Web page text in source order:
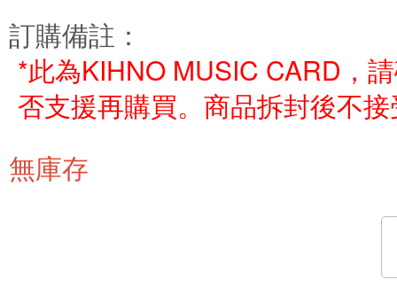
訂購備註：
*此為KIHNO MUSIC CARD，
否支援再購買。商品拆封後不
無庫存